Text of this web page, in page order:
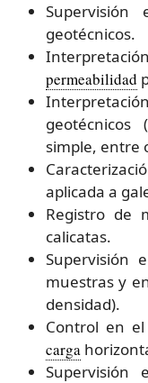
geotécnicos.
permeabilidad
geotécnicos
simple, entre
aplicada a
Registro de
calicatas.
Supervisión
muestras y
densidad).
Control en
carga
Supervisión